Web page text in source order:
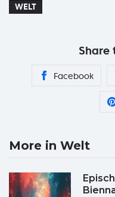
WELT
Share
Facebook
More in Welt